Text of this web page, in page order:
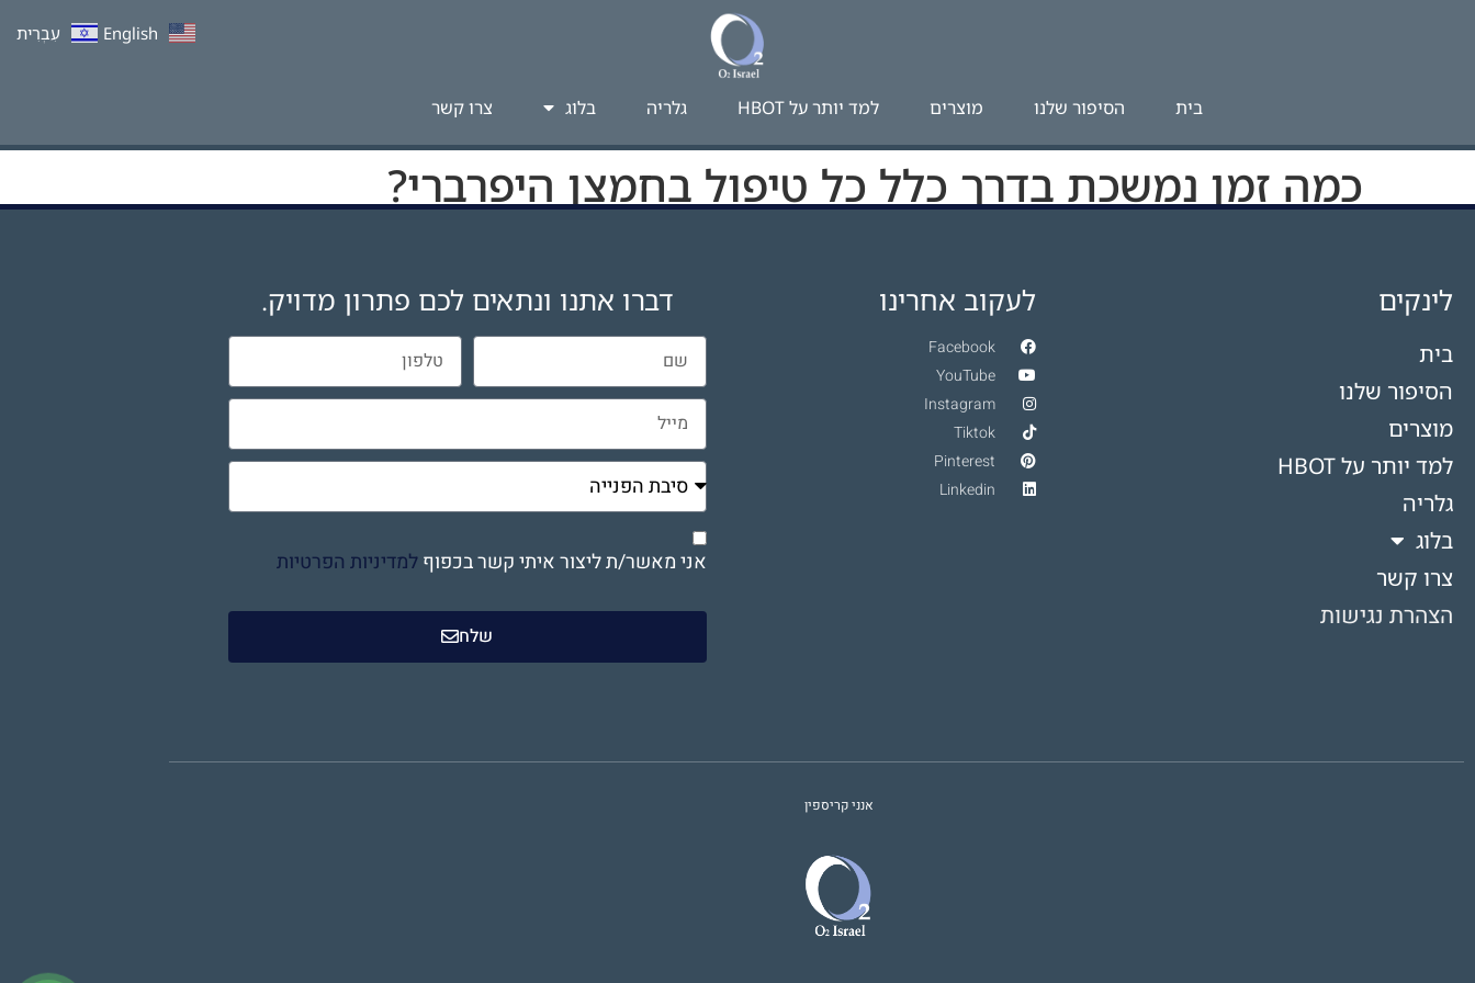
בית הסיפור שלנו מוצרים למד יותר על HBOT​ גלריה בלוג צרו קשר
כמה זמן נמשכת בדרך כלל כל טיפול בחמצן היפרברי?
לינקים
בית
הסיפור שלנו
מוצרים
למד יותר על HBOT​
גלריה
בלוג
צרו קשר
הצהרת נגישות
לעקוב אחרינו
Facebook
YouTube
Instagram
Tiktok
Pinterest
Linkedin
דברו אתנו ונתאים לכם פתרון מדויק.
אני מאשר/ת ליצור איתי קשר בכפוףלמדיניות הפרטיות
שלח
אנני קריספין
English עִבְרִית